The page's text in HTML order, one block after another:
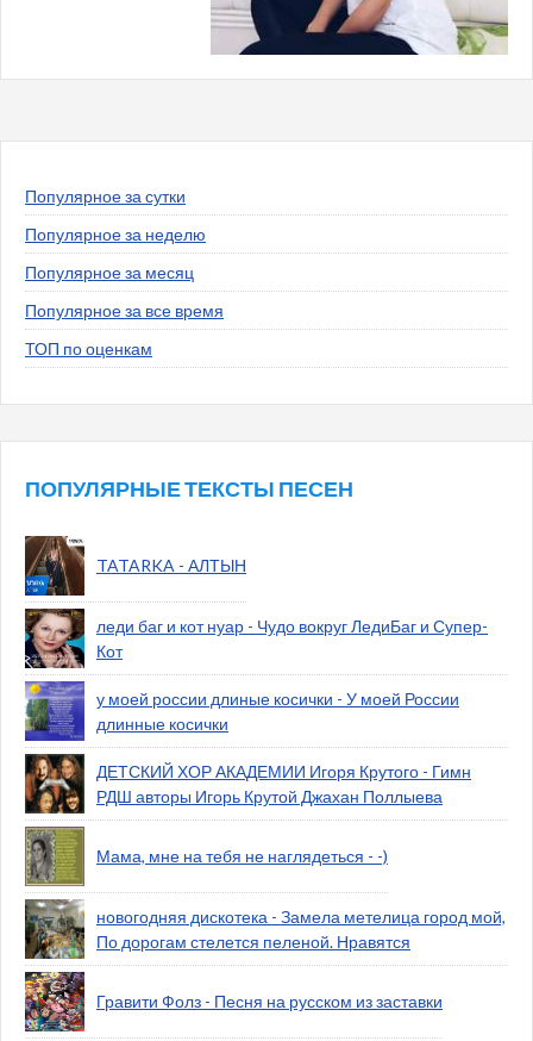
Популярное за сутки
Популярное за неделю
Популярное за месяц
Популярное за все время
ТОП по оценкам
ПОПУЛЯРНЫЕ ТЕКСТЫ ПЕСЕН
TATARKA - АЛТЫН
леди баг и кот нуар - Чудо вокруг ЛедиБаг и Супер-
Кот
у моей россии длиные косички - У моей России
длинные косички
ДЕТСКИЙ ХОР АКАДЕМИИ Игоря Крутого - Гимн
РДШ авторы Игорь Крутой Джахан Поллыева
Мама, мне на тебя не наглядеться - -)
новогодняя дискотека - Замела метелица город мой,
По дорогам стелется пеленой. Нравятся
Гравити Фолз - Песня на русском из заставки